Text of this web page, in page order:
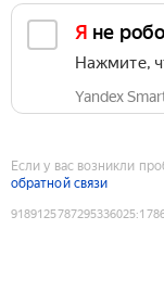
Я не
Нажмите,
Yandex
Если у вас возникли
обратной связи
9189125787295336025: